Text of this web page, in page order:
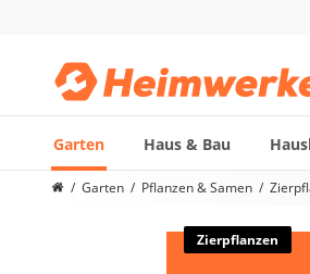
Garten Haus & Bau
Die beliebtesten Vergleiche
Akku-Laubsauger
Garten Pflanzen & Samen
Zierpflanzen